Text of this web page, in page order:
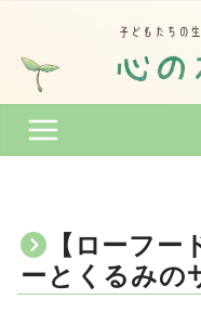
【ローフ
ーとくるみの